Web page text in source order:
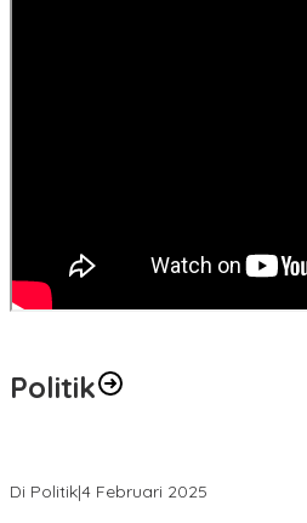
Politik
Di Politik|4 Februari 2025